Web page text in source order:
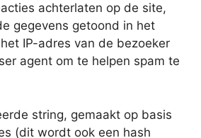
achterlaten op de site,
gegevens getoond in het
IP-adres van de bezoeker
agent om te helpen spam te
string, gemaakt op basis
(dit wordt ook een hash